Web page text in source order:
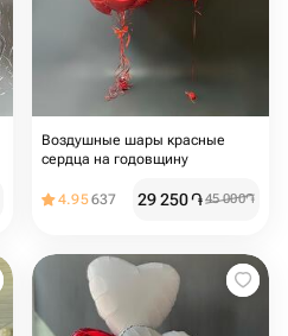
Воздушные шары красные
сердца на годовщину
4.95637 29 250֏45 000֏